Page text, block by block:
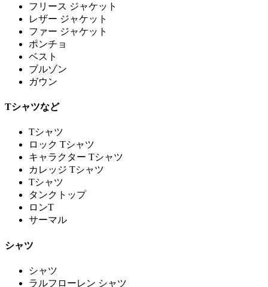
フリース ジャケット
レザー ジャケット
ファー ジャケット
ポンチョ
ベスト
ブルゾン
ガウン
Tシャツなど
Tシャツ
ロック Tシャツ
キャラクター Tシャツ
カレッジ Tシャツ
Tシャツ
タンクトップ
ロンT
サーマル
シャツ
シャツ
ラルフローレン シャツ